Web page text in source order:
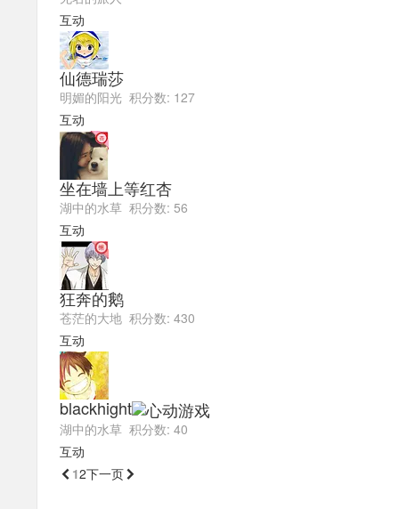
互动
仙德瑞莎
明媚的阳光 积分数: 127
互动
坐在墙上等红杏
湖中的水草 积分数: 56
互动
狂奔的鹅
苍茫的大地 积分数: 430
互动
blackhight
湖中的水草 积分数: 40
互动
 12下一页